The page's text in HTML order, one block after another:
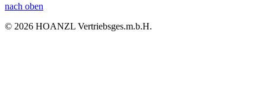
nach oben
© 2026 HOANZL Vertriebsges.m.b.H.